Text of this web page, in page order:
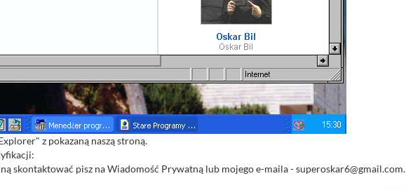
z pokazaną naszą stroną.
skontaktować pisz na Wiadomość Prywatną lub mojego e-maila - superoskar6@gmail.com.